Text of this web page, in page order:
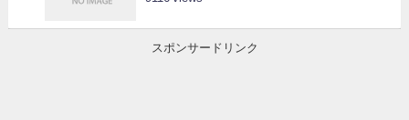
スポンサードリンク